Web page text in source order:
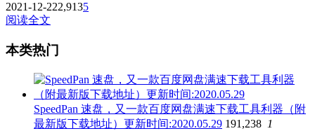
2021-12-222,9135
阅读全文
本类热门
SpeedPan 速盘，又一款百度网盘满速下载工具利器（附
最新版下载地址）更新时间:2020.05.29 191,238 1